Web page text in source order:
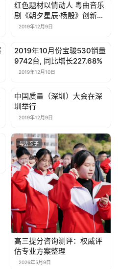
母婴亲子
红色题材以情动人 粤曲音乐
剧《朝夕星辰·杨殷》创新形
式获好评
2019年12月9日
母婴亲子
2019年10月份宝骏530销量
9742台, 同比增长227.68%
2019年12月10日
母婴亲子
中国质量（深圳）大会在深
圳举行
2019年12月9日
母婴亲子
高三提分咨询测评：权威评
估专业方案整理
2026年5月9日